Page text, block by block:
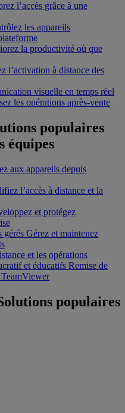
l’accès grâce à une
les appareils
la productivité où que
l’activation à distance des
visuelle en temps réel
les opérations après-vente
populaires
équipes
aux appareils depuis
l’accès à distance et la
et protégez
gérés Gérez et maintenez
et les opérations
et éducatifs Remise de
populaires